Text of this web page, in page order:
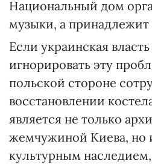
Национальный дом
музыки, а
Если украинская
игнорировать эту
польской стороне
восстановлении
является не только
жемчужиной Киева, но
культурным